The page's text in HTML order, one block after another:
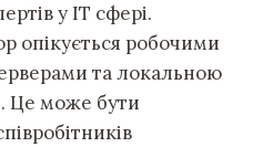
у IT сфері.
опікується робочими
та локальною
Це може бути